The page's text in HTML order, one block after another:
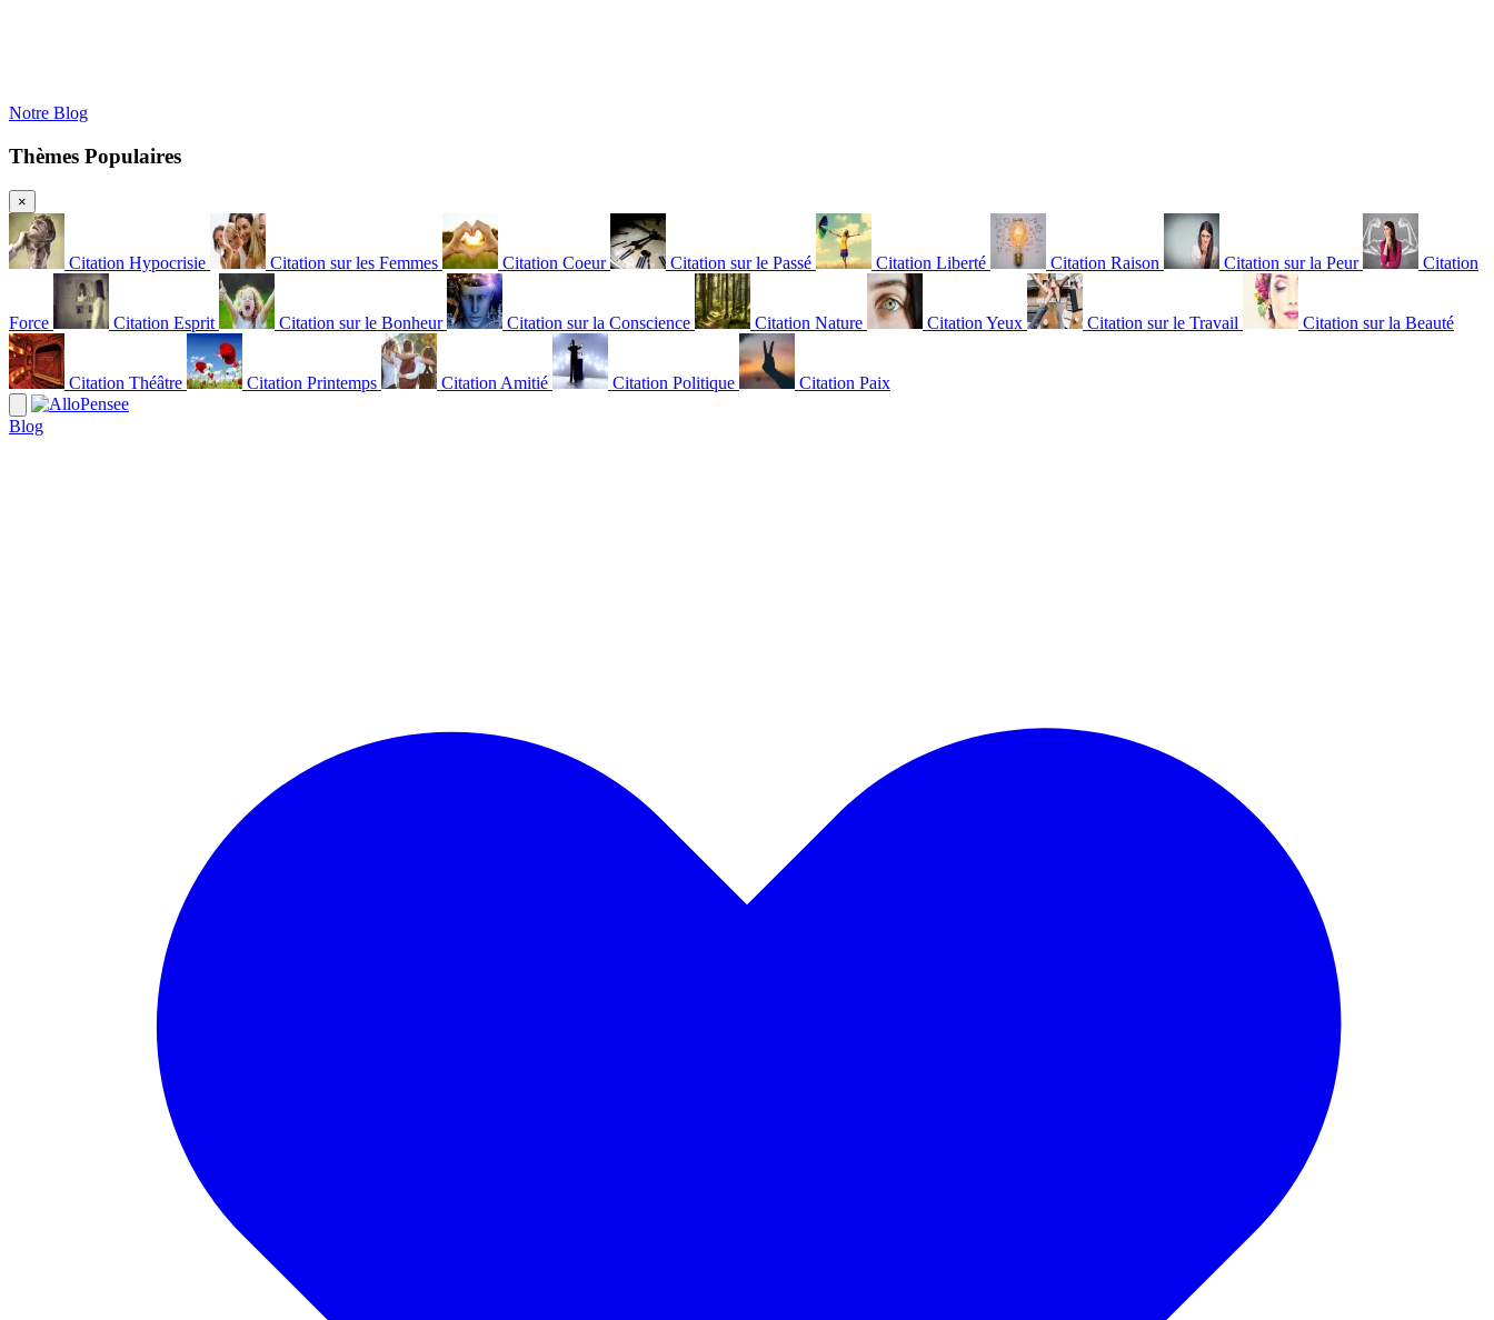
Notre Blog
Thèmes Populaires
×
Citation Hypocrisie Citation sur les Femmes Citation Coeur Citation sur le Passé Citation Liberté Citation Raison Citation sur la Peur Citation
Force Citation Esprit Citation sur le Bonheur Citation sur la Conscience Citation Nature Citation Yeux Citation sur le Travail Citation sur la Beauté
Citation Théâtre Citation Printemps Citation Amitié Citation Politique Citation Paix
Blog